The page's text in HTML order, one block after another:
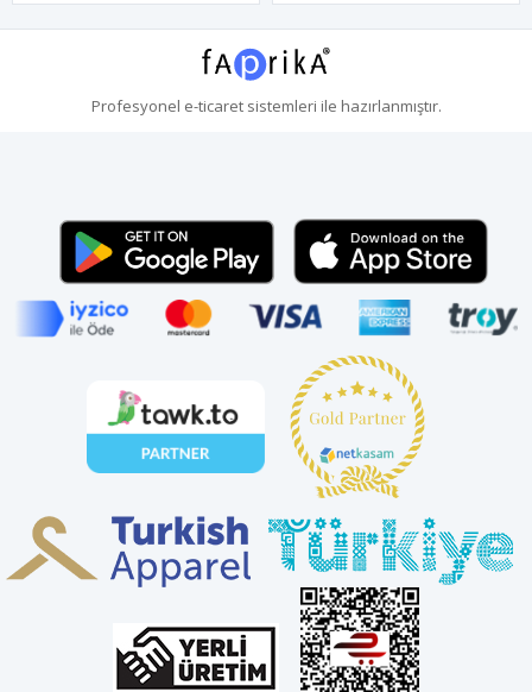
Profesyonel e-ticaretsistemleri ile hazırlanmıştır.